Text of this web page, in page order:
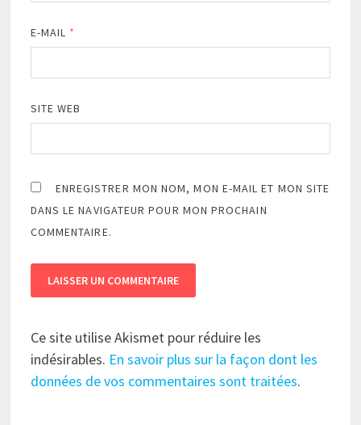
E-MAIL *
SITE WEB
ENREGISTRER MON NOM, MON E-MAIL ET MON SITE
DANS LE NAVIGATEUR POUR MON PROCHAIN
COMMENTAIRE.
Ce site utilise Akismet pour réduire les
indésirables. En savoir plus sur la façon dont les
données de vos commentaires sont traitées.